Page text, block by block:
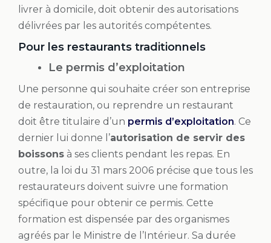
livrer à domicile, doit obtenir des autorisations
délivrées par les autorités compétentes.
Pour les restaurants traditionnels
Le permis d’exploitation
Une personne qui souhaite créer son entreprise
de restauration, ou reprendre un restaurant
doit être titulaire d’un permis d’exploitation. Ce
dernier lui donne l’autorisation de servir des
boissons à ses clients pendant les repas. En
outre, la loi du 31 mars 2006 précise que tous les
restaurateurs doivent suivre une formation
spécifique pour obtenir ce permis. Cette
formation est dispensée par des organismes
agréés par le Ministre de l’Intérieur. Sa durée